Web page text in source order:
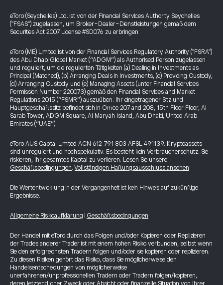
eToro (Seychelles) Ltd. ist von der Financial Services Authority Seychelles
("FSAS") zugelassen, um Broker-Dealer-Dienstleistungen gemäß dem
Securities Act 2007 License #SD076 zu erbringen
eToro (ME) Limited ist von der Financial Services Regulatory Authority ("FSRA")
des Abu Dhabi Global Market (“ADGM”) als Authorised Person zugelassen
und reguliert, um die regulierten Tätigkeiten (a) Dealing in Investments as
Principal (Matched), (b) Arranging Deals in Investments, (c) Providing Custody,
(d) Arranging Custody und (e) Managing Assets (unter Financial Services
Permission Number 220073) gemäß den Financial Services and Market
Regulations 2015 (“FSMR”) auszuüben. Ihr eingetragener Sitz und
Hauptgeschäftssitz befindet sich in Office 207 and 208, 15th Floor Floor, Al
Sarab Tower, ADGM Square, Al Maryah Island, Abu Dhabi, United Arab
Emirates (“UAE”).
eToro AUS Capital Limited ACN 612 791 803 AFSL 491139. Kryptoassets
sind unreguliert und hochspekulativ. Es besteht kein Verbraucherschutz. Sie
riskieren, Ihr gesamtes Kapital zu verlieren. Lesen Sie unsere
Geschäftsbedingungen.Vollständigen Haftungsausschluss ansehen
Die Wertentwicklung in der Vergangenheit ist kein Hinweis auf zukünftige
Ergebnisse.
Allgemeine Risikoaufklärung Geschäftsbedingungen
Der Handel mit eToro durch das Folgen und/oder Kopieren oder Replizieren
der Trades anderer Trader ist mit einem hohen Risiko verbunden, selbst wenn
Sie den erfolgreichsten Tradern folgen und/oder sie kopieren oder replizieren.
Zu diesen Risiken gehört das Risiko, dass Sie möglicherweise den
Handelsentscheidungen von möglicherweise
unerfahrenen/unprofessionellen Tradern oder Tradern folgen/kopieren,
deren letztendlicher Zweck oder Absicht oder finanzielle Situation von Ihrer